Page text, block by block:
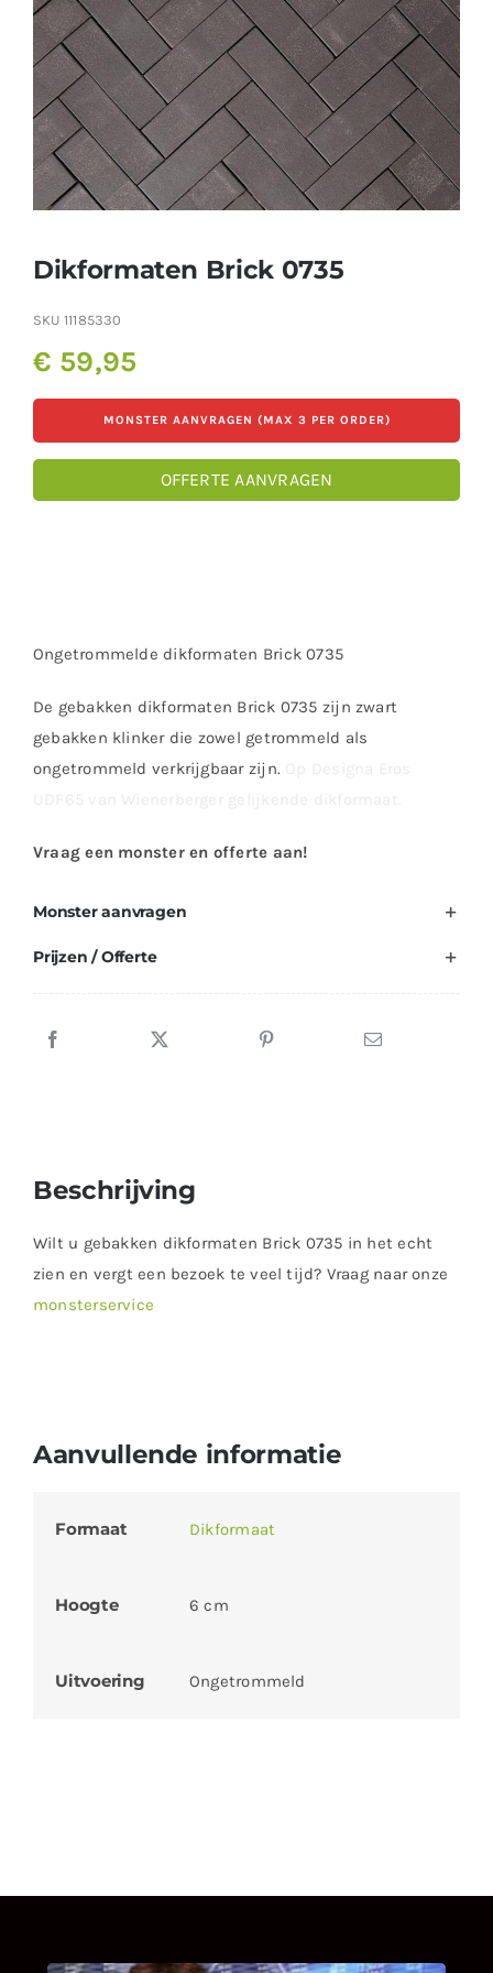
Contact
Offerte aanvragen
Dikformaten Brick 0735
SKU 11185330
€ 59,95
MONSTER AANVRAGEN (MAX 3 PER ORDER)
OFFERTE AANVRAGEN
Ongetrommelde dikformaten Brick 0735
De gebakken dikformaten Brick 0735 zijn zwart
gebakken klinker die zowel getrommeld als
ongetrommeld verkrijgbaar zijn.
Vraag een monster en offerte aan!
Monster aanvragen
Prijzen / Offerte
Beschrijving
Wilt u gebakken dikformaten Brick 0735 in het echt
zien en vergt een bezoek te veel tijd? Vraag naar onze
monsterservice
Aanvullende informatie
Formaat Dikformaat
Hoogte 6 cm
Uitvoering Ongetrommeld